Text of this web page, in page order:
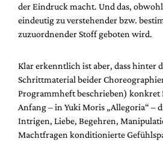
der Eindruck macht. Und das,
eindeutig zu verstehender bzw.
zuzuordnender Stoff geboten wird.
Klar erkenntlich ist aber, dass hinter
Schrittmaterial beider
Programmheft beschrieben) konkret
Anfang – in Yuki Moris „Allegoria“ –
Intrigen, Liebe, Begehren,
Machtfragen konditionierte